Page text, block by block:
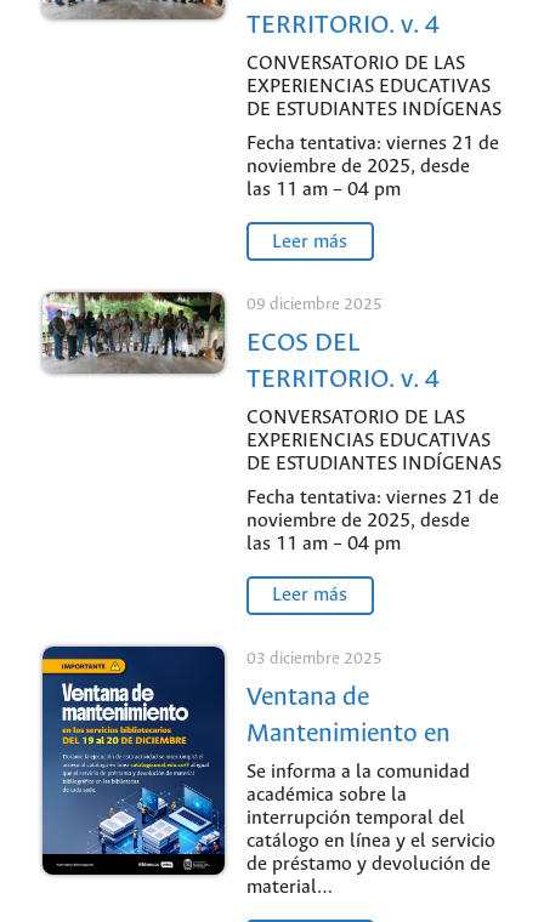
TERRITORIO. v. 4
CONVERSATORIO DE LAS
EXPERIENCIAS EDUCATIVAS
DE ESTUDIANTES INDÍGENAS
Fecha tentativa: viernes 21 de
noviembre de 2025, desde
las 11 am – 04 pm
Leer más
09 diciembre 2025
ECOS DEL
TERRITORIO. v. 4
CONVERSATORIO DE LAS
EXPERIENCIAS EDUCATIVAS
DE ESTUDIANTES INDÍGENAS
Fecha tentativa: viernes 21 de
noviembre de 2025, desde
las 11 am – 04 pm
Leer más
03 diciembre 2025
Ventana de
Mantenimiento en
Servicios Bibliotecarios
UNAL
Se informa a la comunidad
académica sobre la
interrupción temporal del
catálogo en línea y el servicio
de préstamo y devolución de
material…